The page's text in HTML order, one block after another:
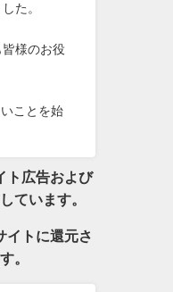
た。
皆様のお役
ことを始
ト広告および
ています。
イトに還元さ
。